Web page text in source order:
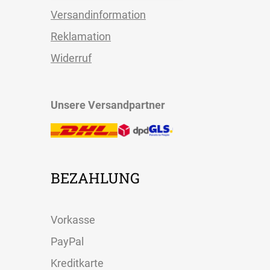
Versandinformation
Reklamation
Widerruf
Unsere Versandpartner
BEZAHLUNG
Vorkasse
PayPal
Kreditkarte